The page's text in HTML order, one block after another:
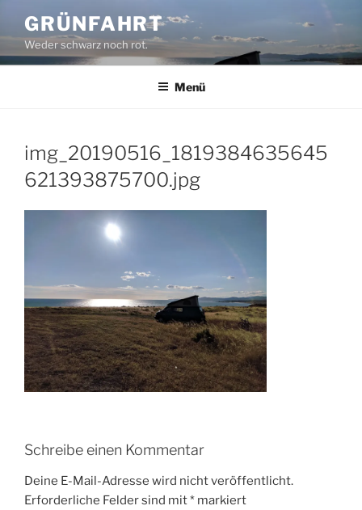
Inhalt
springen
GRÜNFAHRT
Weder schwarz noch rot.
Menü
img_20190516_1819384635645
621393875700.jpg
Schreibe einen Kommentar
Deine E-Mail-Adresse wird nicht veröffentlicht.
Erforderliche Felder sind mit* markiert